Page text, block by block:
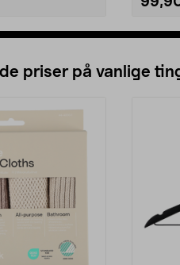
priser på vanlige